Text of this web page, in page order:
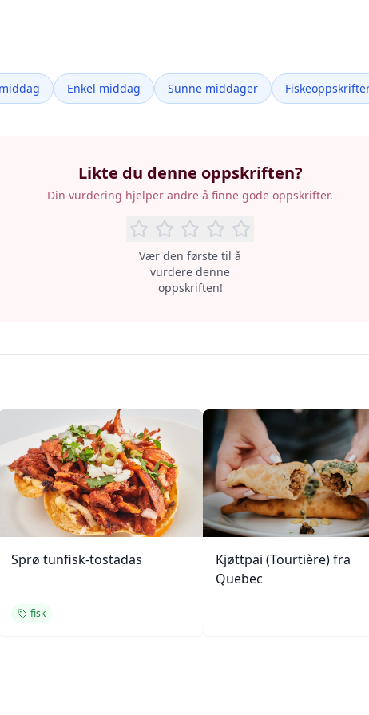
Enkel middag Sunne middager
Likte du denne oppskriften?
Din vurdering hjelper andre å finne gode oppskrifter.
Vær den første til å
vurdere denne
oppskriften!
Sprø tunfisk-tostadas
fisk
Kjøttpai (Tourtière) fra
Quebec